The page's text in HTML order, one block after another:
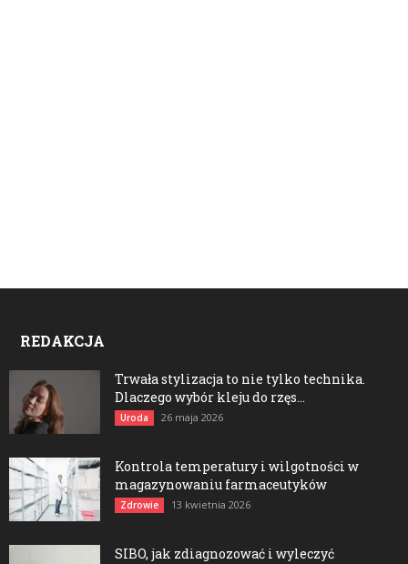
REDAKCJA
Trwała stylizacja to nie tylko technika.
Dlaczego wybór kleju do rzęs...
Uroda 26 maja 2026
Kontrola temperatury i wilgotności w
magazynowaniu farmaceutyków
Zdrowie 13 kwietnia 2026
SIBO, jak zdiagnozować i wyleczyć